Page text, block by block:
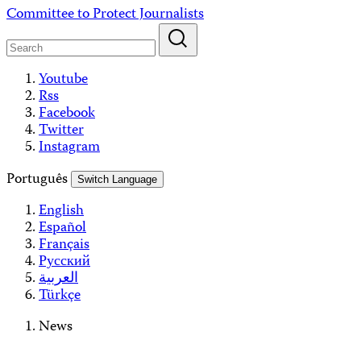
Skip
content
Committee to Protect Journalists
Youtube
Rss
Facebook
Twitter
Instagram
Português
Switch Language
English
Español
Français
Русский
العربية
Türkçe
News